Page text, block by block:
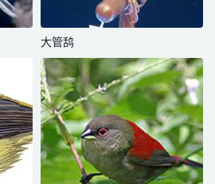
大管鸹